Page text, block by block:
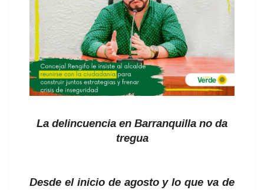
La delincuencia en Barranquilla no da
tregua
Desde el inicio de agosto y lo que va de